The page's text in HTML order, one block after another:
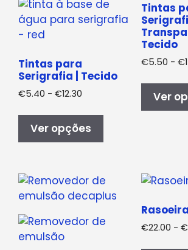
Tintas para
Serigrafia | Tecido
€5.40 - €12.30
preços:
€5.40
a
Ver opções
tem
variantes.
As
opções
podem
Tintas
Tecido
€5.50 - €
Ver
Rasoeira
€22.00 - €